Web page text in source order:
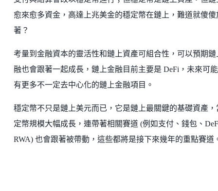
愈來愈多資金，高達上兆美金的穩定幣在鏈上，難道就傻傻
著？
考量到金融資本的靈活性和鏈上資產可組合性，可以預期鏈
融也會跟著一起成長，鏈上金融目前主要是 DeFi，未來可
有更多不一定去中心化的鏈上金融項目。
穩定幣不只是鏈上美元而已，它是鏈上最關鍵的基礎資產，
定幣規模大幅成長，連帶著相關賽道 (例如支付、錢包、
RWA) 也會跟著被帶動，這些都將是接下來幾年的重點賽道